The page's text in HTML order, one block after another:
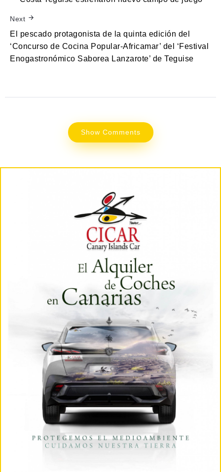
Next
El pescado protagonista de la quinta edición del
‘Concurso de Cocina Popular-Africamar’ del ‘Festival
Enogastronómico Saborea Lanzarote’ de Teguise
Show Comments